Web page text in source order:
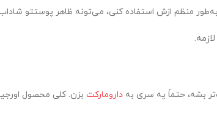
منظم ازش استفاده کنی، می‌تونه ظاهر پوستتو
بشه، حتماً یه سری به دارومارکت بزن. کلی محصول